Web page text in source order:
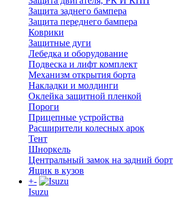
Защита заднего бампера
Защита переднего бампера
Коврики
Защитные дуги
Лебедка и оборудование
Подвеска и лифт комплект
Механизм открытия борта
Накладки и молдинги
Оклейка защитной пленкой
Пороги
Прицепные устройства
Расширители колесных арок
Тент
Шноркель
Центральный замок на задний борт
Ящик в кузов
+-
Isuzu